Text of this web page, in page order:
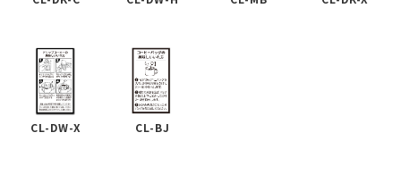
CL-DW-X CL-BJ